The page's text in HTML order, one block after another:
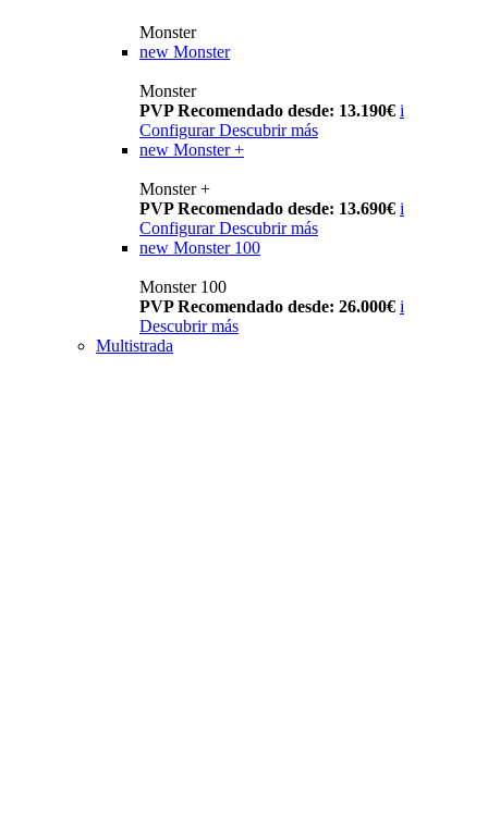
Monster
new Monster
Monster
PVP Recomendado desde: 13.190€ i
Configurar Descubrir más
new Monster +
Monster +
PVP Recomendado desde: 13.690€ i
Configurar Descubrir más
new Monster 100
Monster 100
PVP Recomendado desde: 26.000€ i
Descubrir más
Multistrada